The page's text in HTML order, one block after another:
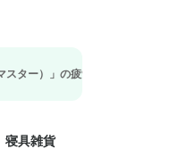
睡眠の向上特集に当社のリカバリー
寝具雑貨